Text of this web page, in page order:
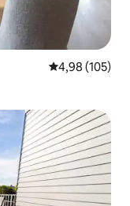
Note
4,98 (105)
aimés